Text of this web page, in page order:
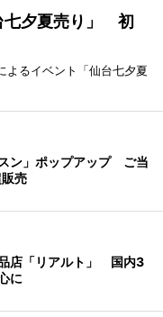
七夕夏売り」 初
よるイベント「仙台七夕夏
ン」ポップアップ ご当
売
店「リアルト」 国内3
に